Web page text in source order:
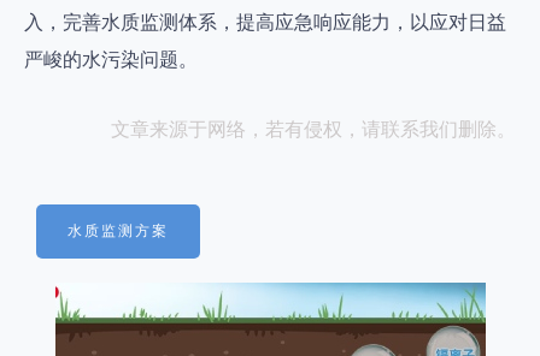
入，完善水质监测体系，提高应急响应能力，以应对日益
严峻的水污染问题。
文章来源于网络，若有侵权，请联系我们删除。
水质监测方案